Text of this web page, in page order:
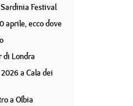
Festival
aprile, ecco dove
di Londra
a Cala dei
a Olbia